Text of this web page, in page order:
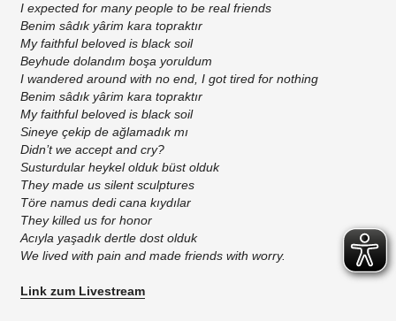
I expected for many people to be real friends
Benim sâdık yârim kara topraktır
My faithful beloved is black soil
Beyhude dolandım boşa yoruldum
I wandered around with no end, I got tired for nothing
Benim sâdık yârim kara topraktır
My faithful beloved is black soil
Sineye çekip de ağlamadık mı
Didn’t we accept and cry?
Susturdular heykel olduk büst olduk
They made us silent sculptures
Töre namus dedi cana kıydılar
They killed us for honor
Acıyla yaşadık dertle dost olduk
We lived with pain and made friends with worry.
Link zum Livestream